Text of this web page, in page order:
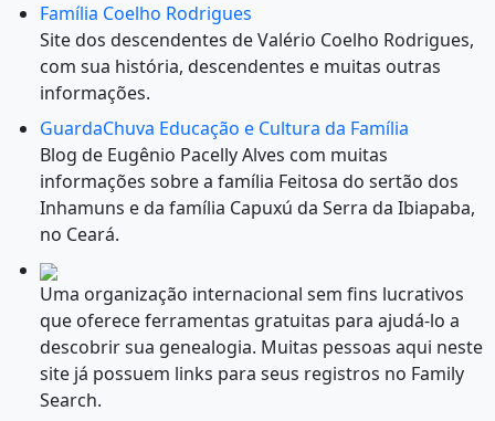
Família Coelho Rodrigues
Site dos descendentes de Valério Coelho Rodrigues,
com sua história, descendentes e muitas outras
informações.
GuardaChuva Educação e Cultura da Família
Blog de Eugênio Pacelly Alves com muitas
informações sobre a família Feitosa do sertão dos
Inhamuns e da família Capuxú da Serra da Ibiapaba,
no Ceará.
Uma organização internacional sem fins lucrativos
que oferece ferramentas gratuitas para ajudá-lo a
descobrir sua genealogia. Muitas pessoas aqui neste
site já possuem links para seus registros no Family
Search.